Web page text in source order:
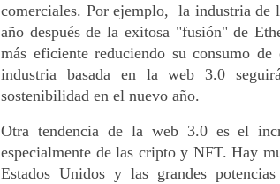
comerciales. Por ejemplo,  la industria
año después de la exitosa "fusión" de
más eficiente reduciendo su consumo
industria basada en la web 3.0
sostenibilidad en el nuevo año.
Otra tendencia de la web 3.0 es el
especialmente de las cripto y NFT. Hay
Estados Unidos y las grandes